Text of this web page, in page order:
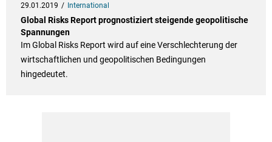
29.01.2019 International
Global Risks Report prognostiziert steigende geopolitische
Spannungen
Im Global Risks Report wird auf eine Verschlechterung der
wirtschaftlichen und geopolitischen Bedingungen
hingedeutet.